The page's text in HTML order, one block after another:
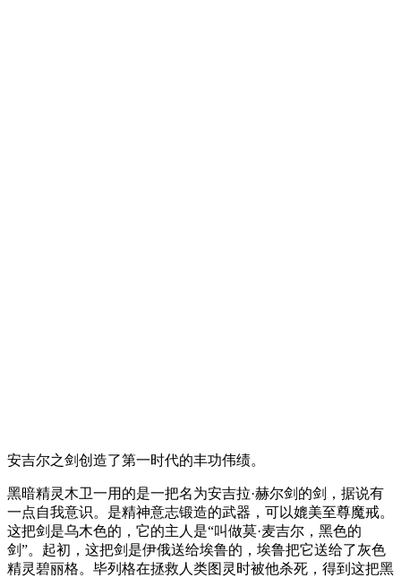
安吉尔之剑创造了第一时代的丰功伟绩。
黑暗精灵木卫一用的是一把名为安吉拉·赫尔剑的剑，据说有
一点自我意识。是精神意志锻造的武器，可以媲美至尊魔戒。
这把剑是乌木色的，它的主人是“叫做莫·麦吉尔，黑色的
剑”。起初，这把剑是伊俄送给埃鲁的，埃鲁把它送给了灰色
精灵碧丽格。毕列格在拯救人类图灵时被他杀死，得到这把黑